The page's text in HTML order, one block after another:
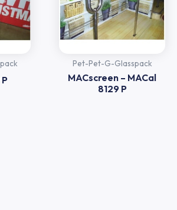
Pet-Pet-G-Glasspack
MACscreen – MACal
8129 P